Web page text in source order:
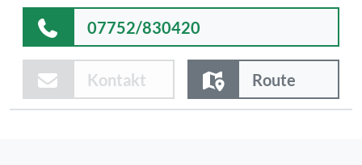
07752/830420
Kontakt Route